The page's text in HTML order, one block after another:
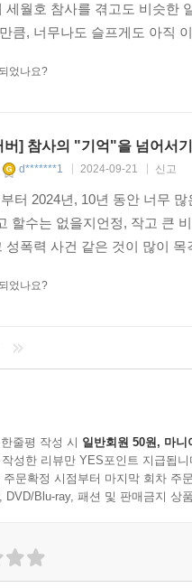
해에, 아버지를 보내드린 과
처 해결하지 못한 집합적 고
막을 수는 없더라도 죽음을
기 때문이다. (110쪽)
디아스포라연구소 정종민
돌봄 노동자 이정희와 그가
근하는 방식을 전환해야 한다
혹은 소위 ‘비정상’에서 ‘
가능성을 만들어간다는
료 참사에 관한 이야기뿐 아
세월호 참사를 겪고도 비슷한
큼, 너무나도 슬프게도 아직
었나요?
버] 참사의 "기억"을 넘어서기
d*******1 2024-09-21 신고
터 2024년, 10년 동안 너무
할수는 없을지언정, 작고 큰
성폭력 사건 같은 것이 많이
었나요?
줄평 작성 시 일반회원 50원, 마니
성한 리뷰만 YES포인트 지급됩니
문확정 시점부터 마지막 회차 주
DVD/Blu-ray, 패션 및 판매금지 상